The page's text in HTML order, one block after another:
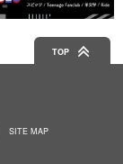
TOP
SITE MAP